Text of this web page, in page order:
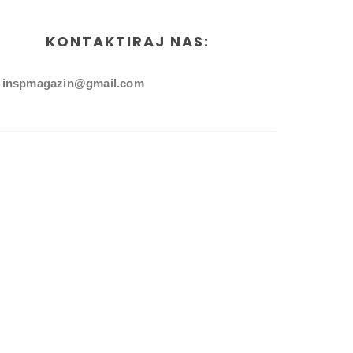
KONTAKTIRAJ NAS:
inspmagazin@gmail.com